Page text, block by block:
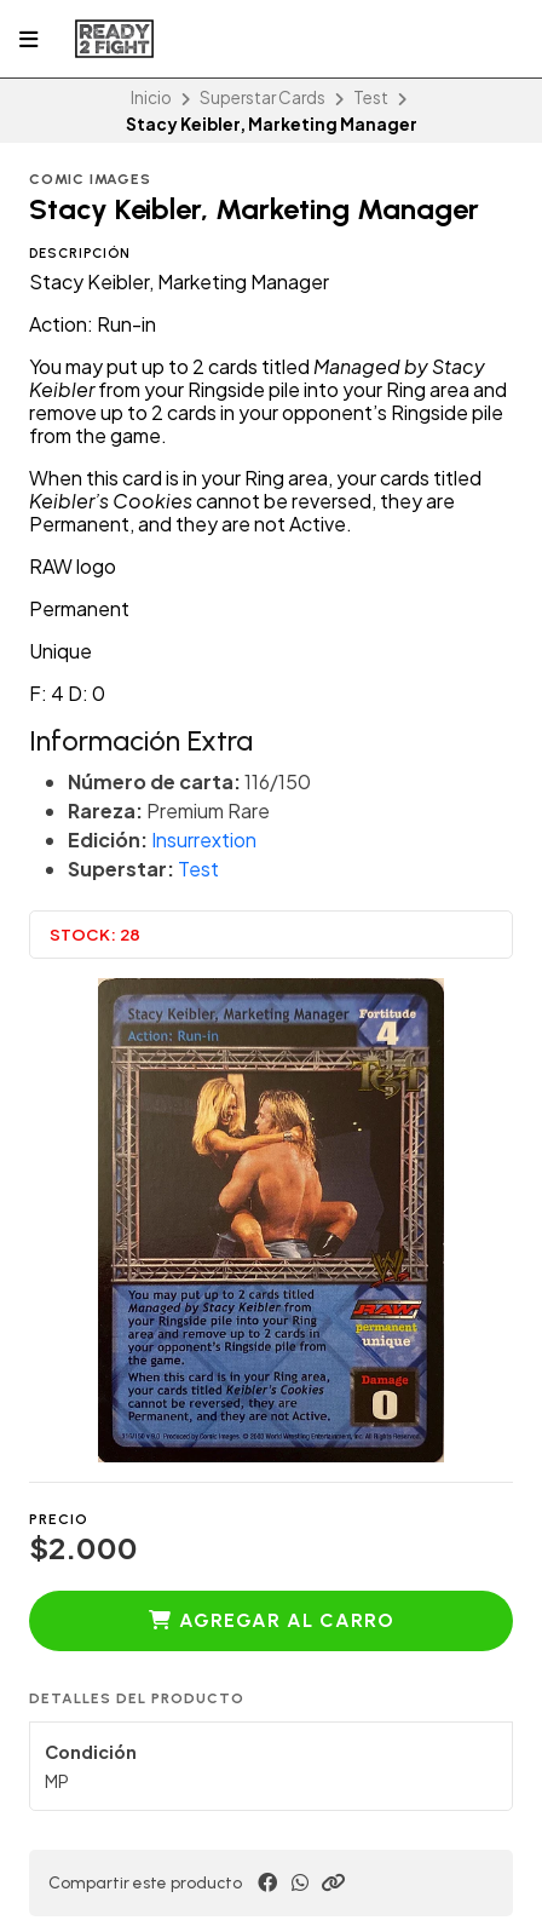
Inicio Superstar Cards
Test
Stacy Keibler, Marketing Manager
COMIC IMAGES
Stacy Keibler, Marketing Manager
DESCRIPCIÓN
Stacy Keibler, Marketing Manager
Action: Run-in
You may put up to 2 cards titled Managed by Stacy
Keiblerfrom your Ringside pile into your Ring area and
remove up to 2 cards in your opponent’s Ringside pile
from the game.
When this card is in your Ring area, your cards titled
Keibler’s Cookiescannot be reversed, they are
Permanent, and they are not Active.
RAW logo
Permanent
Unique
F: 4 D: 0
Información Extra
Número de carta:116/150
Rareza: Premium Rare
Edición: Insurrextion
Superstar: Test
STOCK: 28
PRECIO
$2.000
AGREGAR AL CARRO
DETALLES DEL PRODUCTO
Condición
MP
Compartir este producto